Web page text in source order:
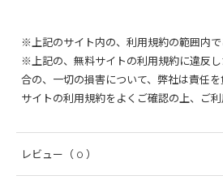
※上記のサイト内の、利用規約の範囲内で
※上記の、無料サイトの利用規約に違反
合の、一切の損害について、弊社は責任を
サイトの利用規約をよくご確認の上、ご利
レビュー （ 0 ）